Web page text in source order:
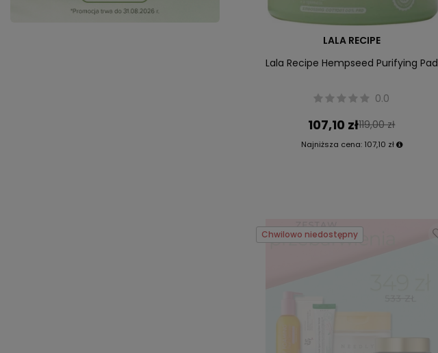
LALA RECIPE
Lala Recipe Hempseed Purifying Pad
0.0
107,10 zł119,00 zł
Najniższa cena: 107,10 zł
Chwilowo niedostępny